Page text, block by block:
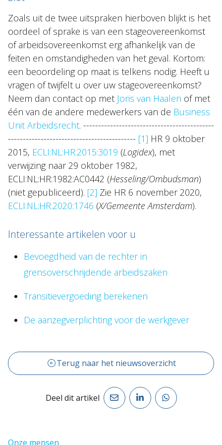
Zoals uit de twee uitspraken hierboven blijkt is het
oordeel of sprake is van een stageovereenkomst
of arbeidsovereenkomst erg afhankelijk van de
feiten en omstandigheden van het geval. Kortom:
een beoordeling op maat is telkens nodig. Heeft u
vragen of twijfelt u over uw stageovereenkomst?
Neem dan contact op met Joris van Haalen of met
één van de andere medewerkers van de Business
Unit Arbeidsrecht. --------------------------------------------
------------------------------------------- [1] HR 9 oktober
2015, ECLI:NL:HR:2015:3019 (Logidex), met
verwijzing naar 29 oktober 1982,
ECLI:NL:HR:1982:AC0442 (Hesseling/Ombudsman)
(niet gepubliceerd). [2] Zie HR 6 november 2020,
ECLI:NL:HR:2020:1746 (X/Gemeente Amsterdam).
Interessante artikelen voor u
Bevoegdheid van de rechter in
grensoverschrijdende arbeidszaken
Transitievergoeding berekenen
De aanzegverplichting voor de werkgever
Terug naar het nieuwsoverzicht
Deel dit artikel
Onze mensen